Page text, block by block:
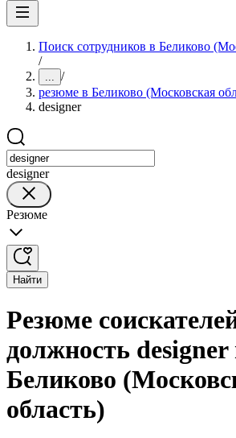
Поиск сотрудников в Беликово
/
... /
резюме в Беликово (Московская
designer
designer
Резюме
Найти
Резюме
должность designer
Беликово
область)